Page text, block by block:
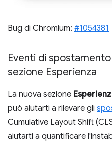
Bug di Chromium: #1054381
Eventi di
sezione Esperienza
La nuova sezione
può aiutarti a rilevare gli
Cumulative Layout Shift
aiutarti a quantificare